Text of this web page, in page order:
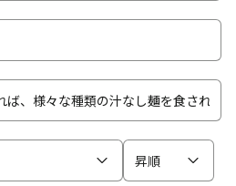
昇順